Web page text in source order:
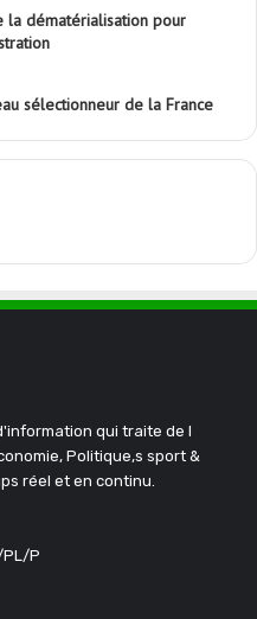
la dématérialisation pour
sélectionneur de la France
qui traite de l
Politique,s sport &
réel et en continu.
PL/P